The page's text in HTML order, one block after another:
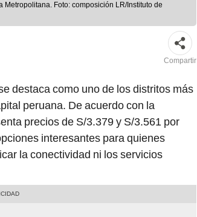
Foto: composición LR/Instituto de
Compartir
destaca como uno de los distritos más
peruana. De acuerdo con la
precios de S/3.379 y S/3.561 por
interesantes para quienes
la conectividad ni los servicios